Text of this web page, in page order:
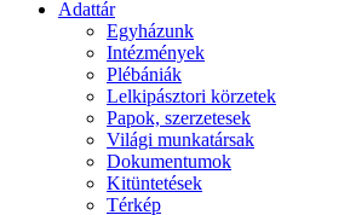
Adattár
Egyházunk
Intézmények
Plébániák
Lelkipásztori körzetek
Papok, szerzetesek
Világi munkatársak
Dokumentumok
Kitüntetések
Térkép